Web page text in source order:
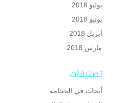
يوليو 2018
يونيو 2018
أبريل 2018
مارس 2018
تصنيفات
أبحاث في الحجامة